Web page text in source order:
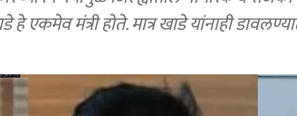
हे एकमेव मंत्री होते. मात्र खाडे यांनाही